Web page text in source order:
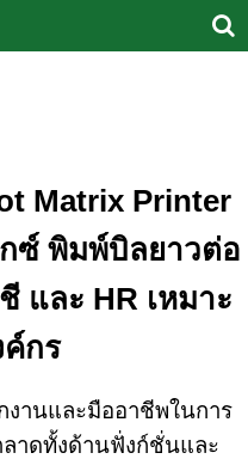
Matrix Printer
ซ์ พิมพ์บิลยาวต่อ
และ HR เหมาะ
กร
งานและมืออาชีพในการ
ลาดทั้งด้านฟั่งก์ชั่นและ